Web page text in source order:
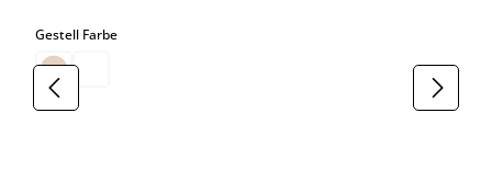
Gestell Farbeauswählen